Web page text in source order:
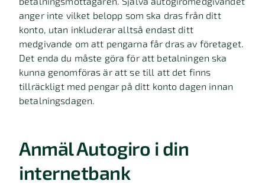
anger inte vilket belopp som ska dras från ditt
konto, utan inkluderar alltså endast ditt
medgivande om att pengarna får dras av företaget.
Det enda du måste göra för att betalningen ska
kunna genomföras är att se till att det finns
tillräckligt med pengar på ditt konto dagen innan
betalningsdagen.
Anmäl Autogiro i din
internetbank